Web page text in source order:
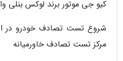
کیو جی موتور برند لوکس بنلی
شروع تست تصادف خودرو در
مرکز تست تصادف خاورمیانه